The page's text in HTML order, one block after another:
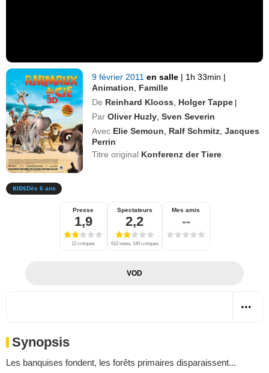
9 février 2011en salle | 1h 33min |
Animation
Famille
De Reinhard Klooss Holger Tappe |
Par Oliver Huzly ,Sven Severin
Avec Elie Semoun Ralf Schmitz ,Jacques
Perrin
Titre original Konferenz der Tiere
Dès 6 ans
Presse
1,9
12 critiques
Spectateurs
2,2
612 notes, 140 critiques
Mes amis
--
VOD
Synopsis
Les banquises fondent, les forêts primaires disparaissent...